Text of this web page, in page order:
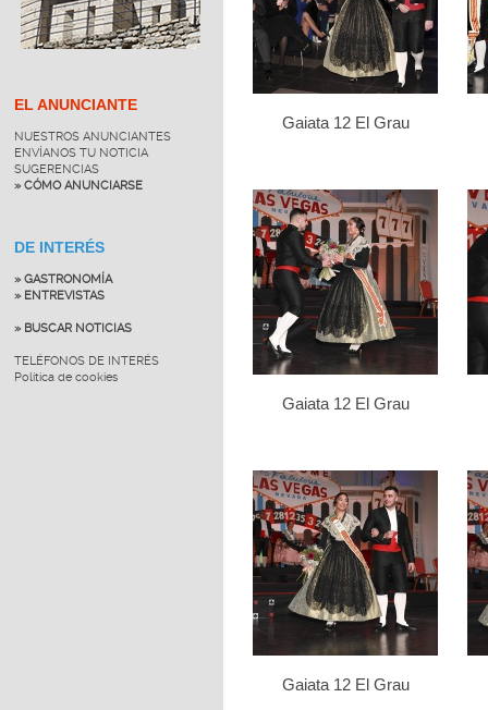
EL ANUNCIANTE
NUESTROS ANUNCIANTES
ENVÍANOS TU NOTICIA
SUGERENCIAS
» CÓMO ANUNCIARSE
DE INTERÉS
» GASTRONOMÍA
» ENTREVISTAS
» BUSCAR NOTICIAS
TELÉFONOS DE INTERÉS
Política de cookies
Gaiata 12 El Grau
Gaiata 12 El Grau
Gaiata 12 El Grau